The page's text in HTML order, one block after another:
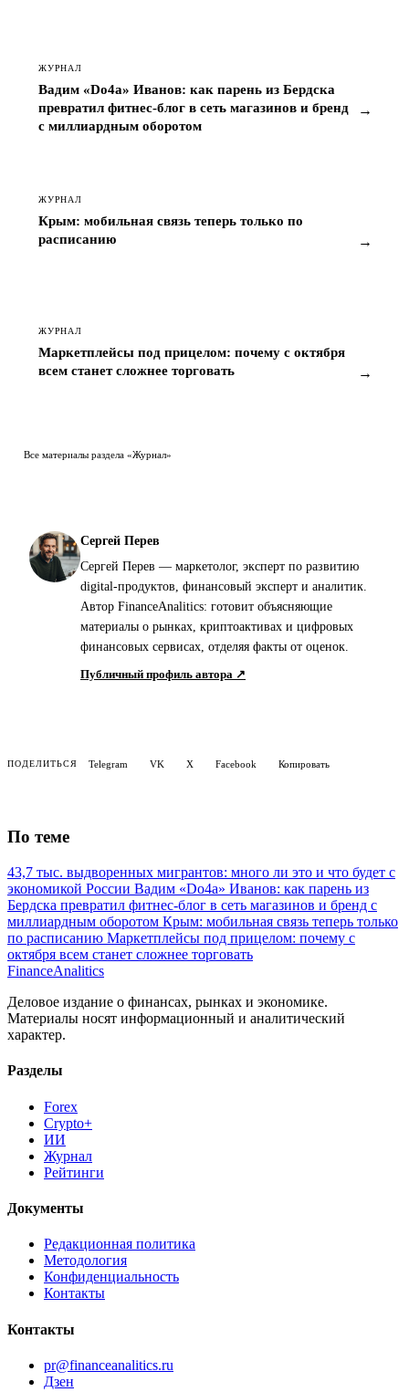
ЖУРНАЛ
Вадим «Do4a» Иванов: как парень из Бердска
превратил фитнес-блог в сеть магазинов и бренд
с миллиардным оборотом
→
ЖУРНАЛ
Крым: мобильная связь теперь только по
расписанию
→
ЖУРНАЛ
Маркетплейсы под прицелом: почему с октября
всем станет сложнее торговать
→
Все материалы раздела «Журнал»
Сергей Перев
Сергей Перев — маркетолог, эксперт по развитию
digital-продуктов, финансовый эксперт и аналитик.
Автор FinanceAnalitics: готовит объясняющие
материалы о рынках, криптоактивах и цифровых
финансовых сервисах, отделяя факты от оценок.
Публичный профиль автора ↗
ПОДЕЛИТЬСЯ Telegram VK X Facebook Копировать
По теме
43,7 тыс. выдворенных мигрантов: много ли это и что будет с
экономикой России Вадим «Do4a» Иванов: как парень из
Бердска превратил фитнес-блог в сеть магазинов и бренд с
миллиардным оборотом Крым: мобильная связь теперь только
по расписанию Маркетплейсы под прицелом: почему с
октября всем станет сложнее торговать
FinanceAnalitics
Деловое издание о финансах, рынках и экономике.
Материалы носят информационный и аналитический
характер.
Разделы
Forex
Crypto+
ИИ
Журнал
Рейтинги
Документы
Редакционная политика
Методология
Конфиденциальность
Контакты
Контакты
pr@financeanalitics.ru
Дзен